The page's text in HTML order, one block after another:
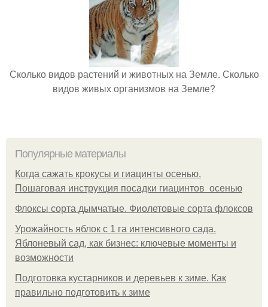
Сколько видов растений и животных на Земле. Сколько
видов живых организмов на Земле?
Популярные материалы
Когда сажать крокусы и гиацинты осенью.
Пошаговая инструкция посадки гиацинтов осенью
Флоксы сорта дымчатые. Фиолетовые сорта флоксов
Урожайность яблок с 1 га интенсивного сада.
Яблоневый сад, как бизнес: ключевые моменты и
возможности
Подготовка кустарников и деревьев к зиме. Как
правильно подготовить к зиме